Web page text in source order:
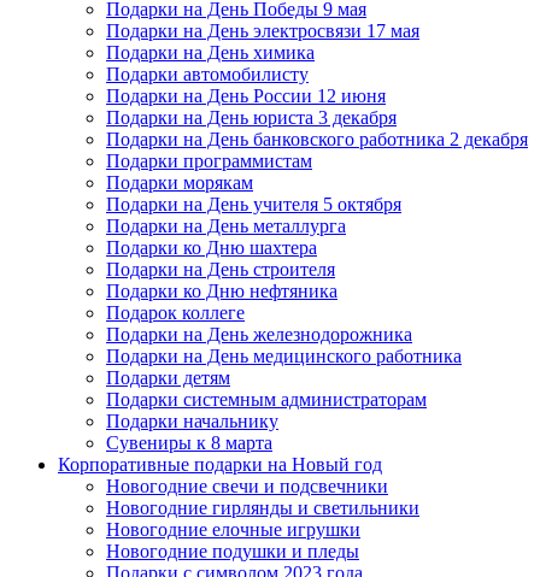
Подарки на День Победы 9 мая
Подарки на День электросвязи 17 мая
Подарки на День химика
Подарки автомобилисту
Подарки на День России 12 июня
Подарки на День юриста 3 декабря
Подарки на День банковского работника 2 декабря
Подарки программистам
Подарки морякам
Подарки на День учителя 5 октября
Подарки на День металлурга
Подарки ко Дню шахтера
Подарки на День строителя
Подарки ко Дню нефтяника
Подарок коллеге
Подарки на День железнодорожника
Подарки на День медицинского работника
Подарки детям
Подарки системным администраторам
Подарки начальнику
Сувениры к 8 марта
Корпоративные подарки на Новый год
Новогодние свечи и подсвечники
Новогодние гирлянды и светильники
Новогодние елочные игрушки
Новогодние подушки и пледы
Подарки с символом 2023 года